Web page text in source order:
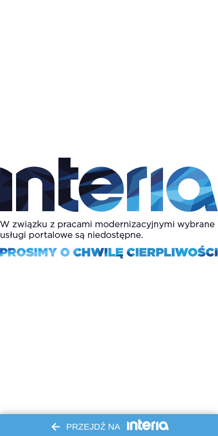
PRZEJDŹ NA